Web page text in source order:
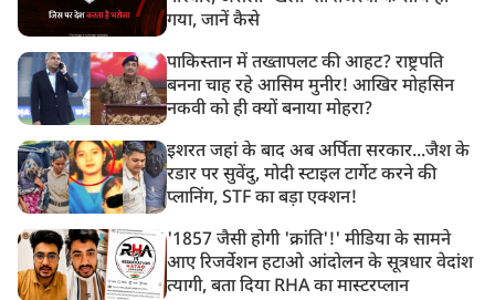
गया, जानें कैसे
पाकिस्तान में तख्तापलट की आहट? राष्ट्रपति
बनना चाह रहे आसिम मुनीर! आखिर मोहसिन
नकवी को ही क्यों बनाया मोहरा?
इशरत जहां के बाद अब अर्पिता सरकार...जैश के
रडार पर सुवेंदु, मोदी स्टाइल टार्गेट करने की
प्लानिंग, STF का बड़ा एक्शन!
'1857 जैसी होगी 'क्रांति'!' मीडिया के सामने
आए रिजर्वेशन हटाओ आंदोलन के सूत्रधार वेदांश
त्यागी, बता दिया RHA का मास्टरप्लान